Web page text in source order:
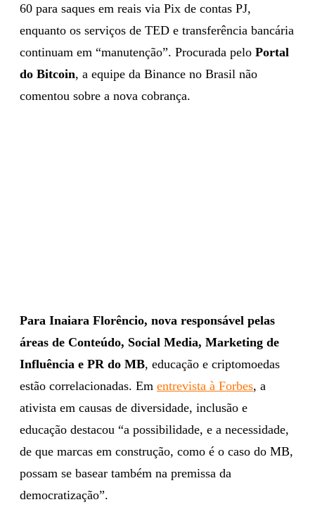
60 para saques em reais via Pix de contas PJ,
enquanto os serviços de TED e transferência bancária
continuam em “manutenção”. Procurada pelo Portal
do Bitcoin, a equipe da Binance no Brasil não
comentou sobre a nova cobrança.
Para Inaiara Florêncio, nova responsável pelas
áreas de Conteúdo, Social Media, Marketing de
Influência e PR do MB, educação e criptomoedas
estão correlacionadas. Em entrevista à Forbes, a
ativista em causas de diversidade, inclusão e
educação destacou “a possibilidade, e a necessidade,
de que marcas em construção, como é o caso do MB,
possam se basear também na premissa da
democratização”.